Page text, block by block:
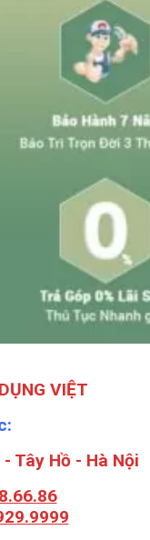
VIỆT
Tây Hồ - Hà Nội